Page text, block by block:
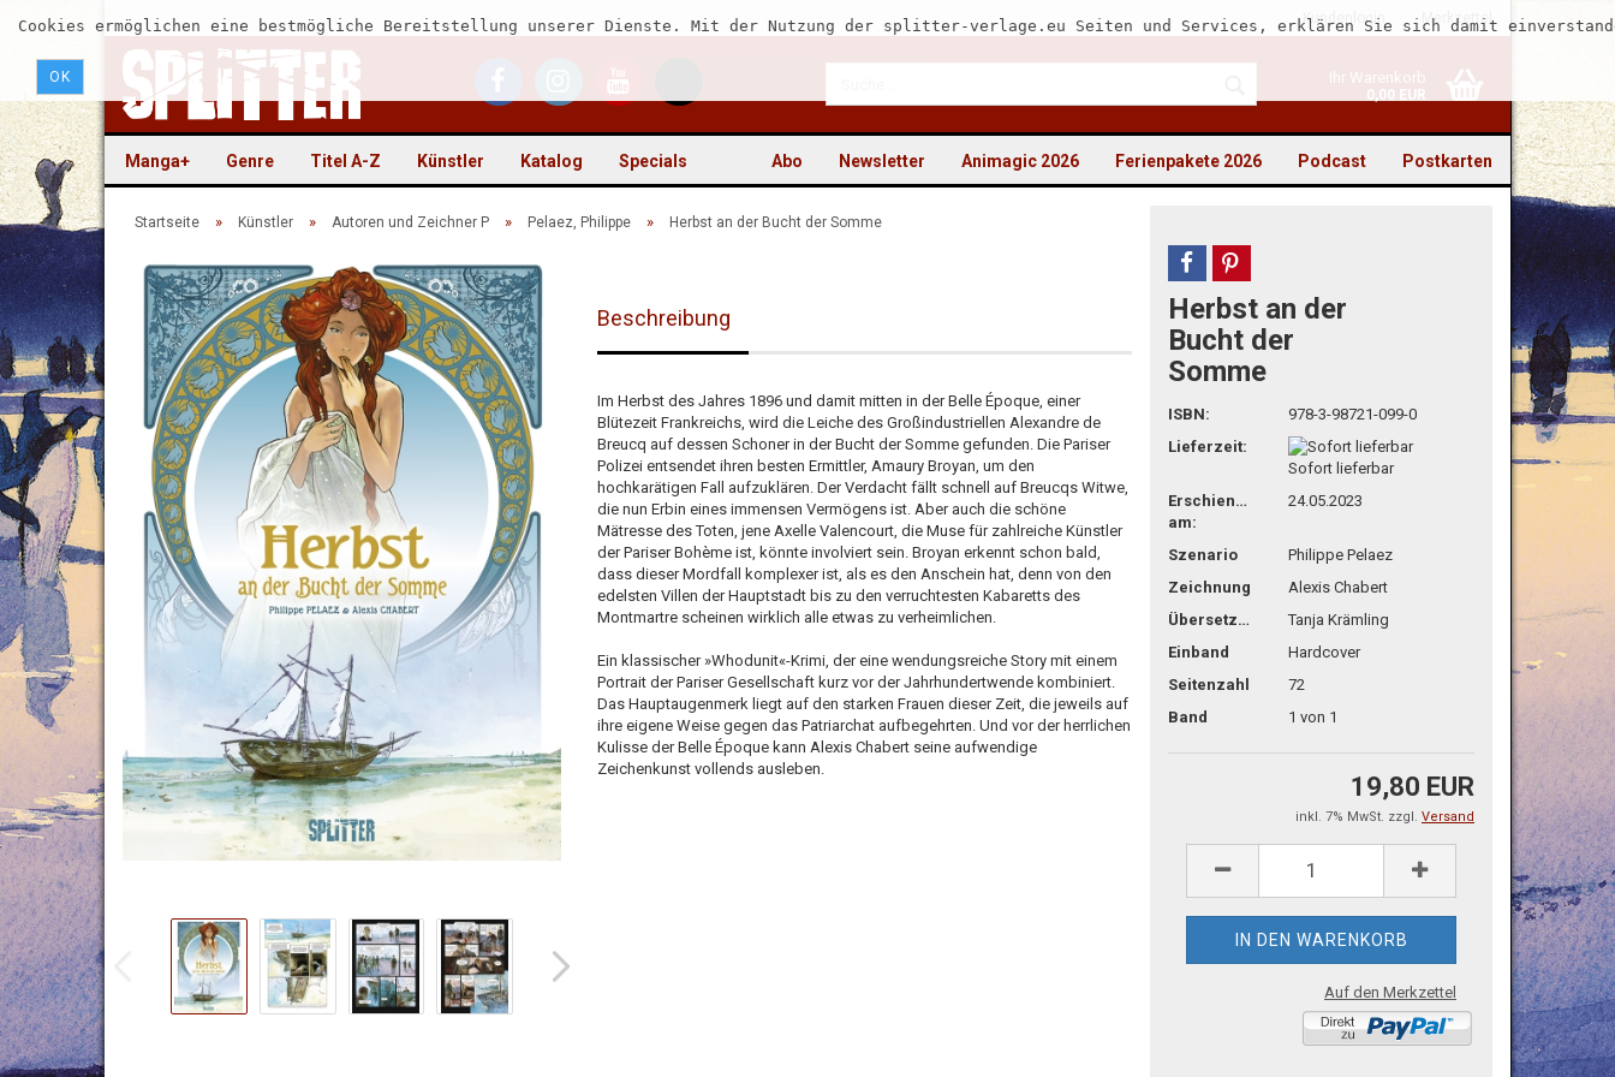
Kundenlogin
Passwort vergessen?
Merkzettel
Ihr Warenkorb
0,00 EUR
Cookies ermöglichen eine bestmögliche Bereitstellung unserer Dienste. Mit der Nutzung der splitter-verlage.eu Seiten und Services, erklären Sie sich damit
OK
Manga+ Genre Titel A-Z Künstler Katalog Specials Postkarten
Podcast
Ferienpakete 2026
Animagic 2026
Newsletter
Abo
Startseite » Künstler » Autoren und Zeichner P » Pelaez, Philippe » Herbst an der Bucht der Somme
Beschreibung
Im Herbst des Jahres 1896 und damit mitten in der Belle Époque, einer
Blütezeit Frankreichs, wird die Leiche des Großindustriellen Alexandre de
Breucq auf dessen Schoner in der Bucht der Somme gefunden. Die Pariser
Polizei entsendet ihren besten Ermittler, Amaury Broyan, um den
hochkarätigen Fall aufzuklären. Der Verdacht fällt schnell auf Breucqs Witwe,
die nun Erbin eines immensen Vermögens ist. Aber auch die schöne
Mätresse des Toten, jene Axelle Valencourt, die Muse für zahlreiche Künstler
der Pariser Bohème ist, könnte involviert sein. Broyan erkennt schon bald,
dass dieser Mordfall komplexer ist, als es den Anschein hat, denn von den
edelsten Villen der Hauptstadt bis zu den verruchtesten Kabaretts des
Montmartre scheinen wirklich alle etwas zu verheimlichen.
Ein klassischer »Whodunit«-Krimi, der eine wendungsreiche Story mit einem
Portrait der Pariser Gesellschaft kurz vor der Jahrhundertwende kombiniert.
Das Hauptaugenmerk liegt auf den starken Frauen dieser Zeit, die jeweils auf
ihre eigene Weise gegen das Patriarchat aufbegehrten. Und vor der herrlichen
Kulisse der Belle Époque kann Alexis Chabert seine aufwendige
Zeichenkunst vollends ausleben.
teilen pin it
Herbst an der
Bucht der
Somme
ISBN:
978-3-98721-099-0
Lieferzeit:
Sofort lieferbar
Erschienen
am:
24.05.2023
Szenario
Philippe Pelaez
Zeichnung
Alexis Chabert
Übersetzg.
Tanja Krämling
Einband
Hardcover
Seitenzahl
72
Band
1 von 1
19,80 EUR
inkl. 7% MwSt. zzgl. Versand
Auf den Merkzettel